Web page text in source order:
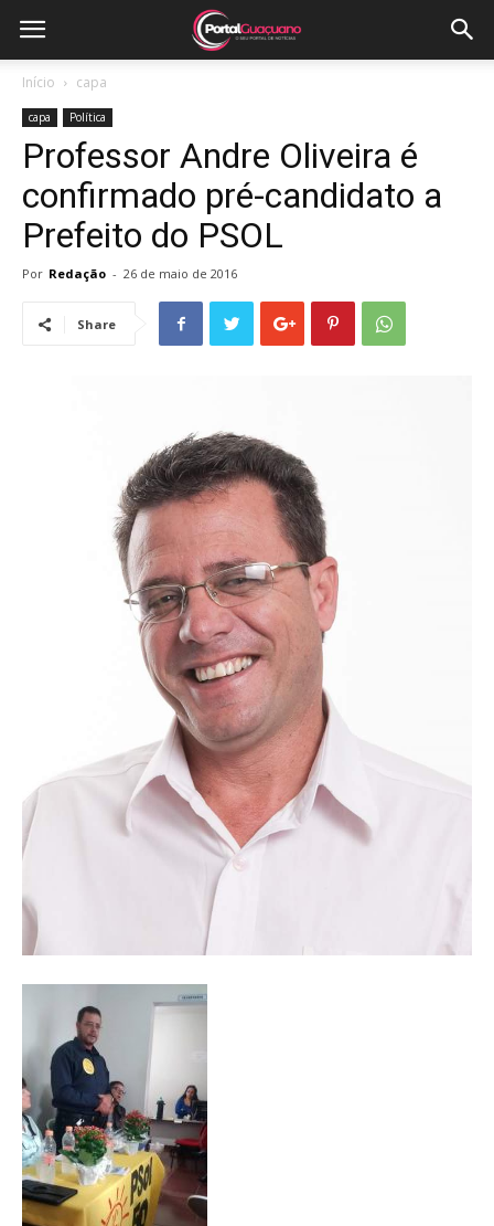
Início capa
capa Política
Professor Andre Oliveira é
confirmado pré-candidato a
Prefeito do PSOL
Por Redação - 26 de maio de 2016
Share